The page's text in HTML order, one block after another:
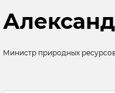
Министр природных